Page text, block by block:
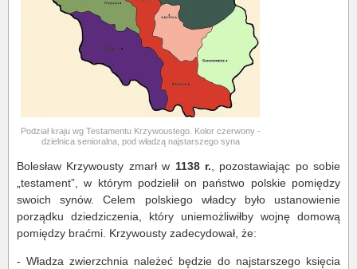
Podział kraju wg Testamentu Krzywoustego. Kolor czerwony -
dzielnica senioralna, pod władzą najstarszego syna
Bolesław Krzywousty zmarł w 1138 r. , pozostawiając po sobie
„testament”, w którym podzielił on państwo polskie pomiędzy
swoich synów. Celem polskiego władcy było ustanowienie
porządku dziedziczenia, który uniemożliwiłby wojnę domową
pomiędzy braćmi. Krzywousty zadecydował, że:
- Władza zwierzchnia należeć będzie do najstarszego księcia